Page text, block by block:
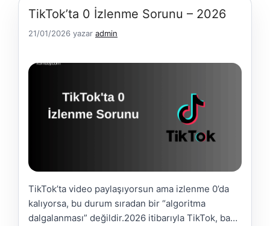
TikTok’ta 0 İzlenme Sorunu – 2026
21/01/2026 yazar admin
TikTok’ta video paylaşıyorsun ama izlenme 0’da
kalıyorsa, bu durum sıradan bir “algoritma
dalgalanması” değildir.2026 itibarıyla TikTok, bazı